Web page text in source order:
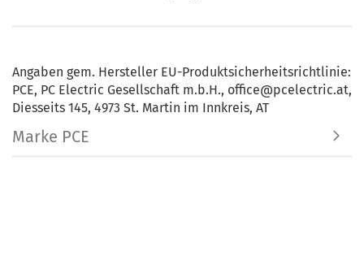
Angaben gem. Hersteller EU-Produktsicherheitsrichtlinie:
PCE, PC Electric Gesellschaft m.b.H., office@pcelectric.at,
Diesseits 145, 4973 St. Martin im Innkreis, AT
Marke PCE